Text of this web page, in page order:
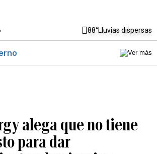
88°Lluvias dispersas
alega que no tiene
para dar